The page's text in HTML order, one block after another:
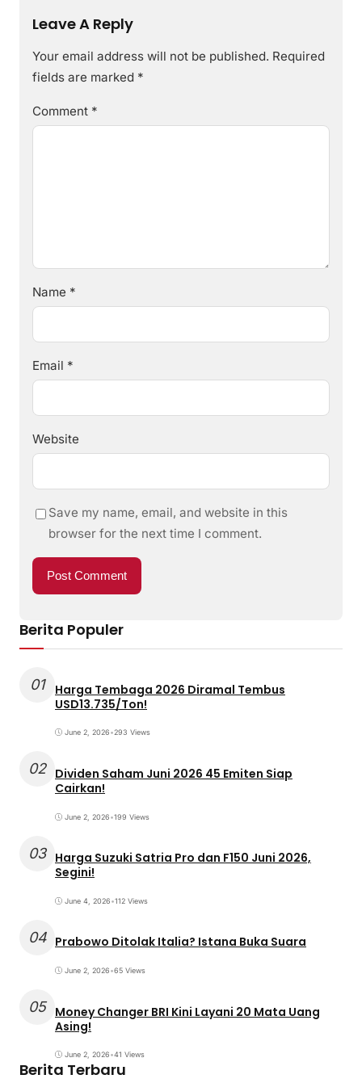
Leave A Reply
Your email address will not be published. Required
fields are marked *
Comment *
Name *
Email *
Website
Save my name, email, and website in this
browser for the next time I comment.
Berita Populer
01
Harga Tembaga 2026 Diramal Tembus
USD13.735/Ton!
June 2, 2026•293 Views
02 Dividen Saham Juni 2026 45 Emiten Siap
Cairkan!
June 2, 2026•199 Views
03 Harga Suzuki Satria Pro dan F150 Juni 2026,
Segini!
June 4, 2026•112 Views
04 Prabowo Ditolak Italia? Istana Buka Suara
June 2, 2026•65 Views
05 Money Changer BRI Kini Layani 20 Mata Uang
Asing!
June 2, 2026•41 Views
Berita Terbaru